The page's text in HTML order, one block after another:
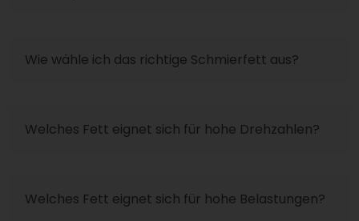
Wie wähle ich das richtige Schmierfett aus?
Welches Fett eignet sich für hohe Drehzahlen?
Welches Fett eignet sich für hohe Belastungen?